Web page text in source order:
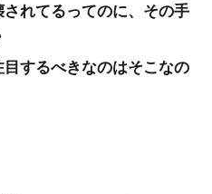
れてるってのに、その手
するべきなのはそこなの